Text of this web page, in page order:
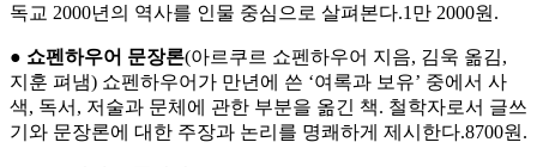
독교 2000년의 역사를 인물 중심으로 살펴본다.1만 2000원.
● 쇼펜하우어 문장론(아르쿠르 쇼펜하우어 지음, 김욱 옮김,
지훈 펴냄) 쇼펜하우어가 만년에 쓴 ‘여록과 보유’ 중에서 사
색, 독서, 저술과 문체에 관한 부분을 옮긴 책. 철학자로서 글쓰
기와 문장론에 대한 주장과 논리를 명쾌하게 제시한다.8700원.